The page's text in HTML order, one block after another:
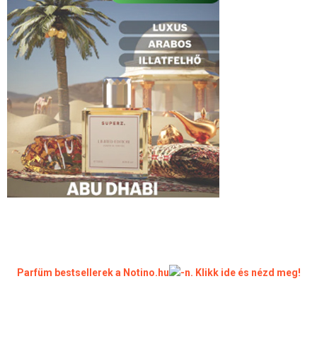
Parfüm bestsellerek a Notino.hu -n. Klikk ide és nézd meg!